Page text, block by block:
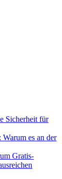
Sicherheit für
es an der
Gratis-